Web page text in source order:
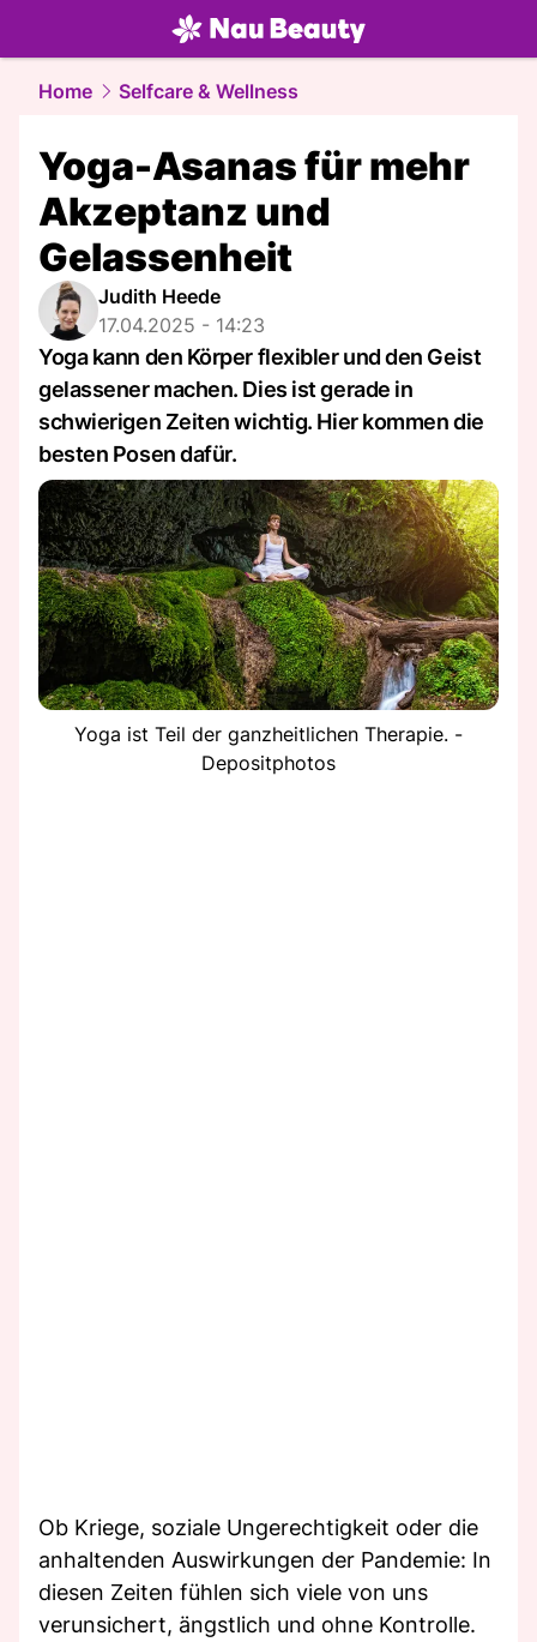
beauty.NAU.ch
Home Selfcare & Wellness
Yoga-Asanas für mehr
Akzeptanz und
Gelassenheit
Judith Heede
17.04.2025 - 14:23
Yoga kann den Körper flexibler und den Geist
gelassener machen. Dies ist gerade in
schwierigen Zeiten wichtig. Hier kommen die
besten Posen dafür.
Yoga ist Teil der ganzheitlichen Therapie. -
Depositphotos
Ob Kriege, soziale Ungerechtigkeit oder die
anhaltenden Auswirkungen der Pandemie: In
diesen Zeiten fühlen sich viele von uns
verunsichert, ängstlich und ohne Kontrolle.